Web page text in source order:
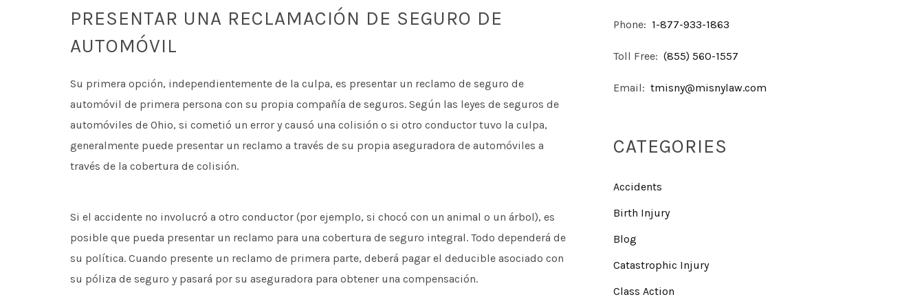
PRESENTAR UNA RECLAMACIÓN DE SEGURO DE
AUTOMÓVIL
Su primera opción, independientemente de la culpa, es presentar un reclamo de seguro de
automóvil de primera persona con su propia compañía de seguros. Según las leyes de seguros de
automóviles de Ohio, si cometió un error y causó una colisión o si otro conductor tuvo la culpa,
generalmente puede presentar un reclamo a través de su propia aseguradora de automóviles a
través de la cobertura de colisión.
Si el accidente no involucró a otro conductor (por ejemplo, si chocó con un animal o un árbol), es
posible que pueda presentar un reclamo para una cobertura de seguro integral. Todo dependerá de
su política. Cuando presente un reclamo de primera parte, deberá pagar el deducible asociado con
su póliza de seguro y pasará por su aseguradora para obtener una compensación.
Phone: 1-877-933-1863
Toll Free: (855) 560-1557
Email: tmisny@misnylaw.com
CATEGORIES
Accidents
Birth Injury
Blog
Catastrophic Injury
Class Action